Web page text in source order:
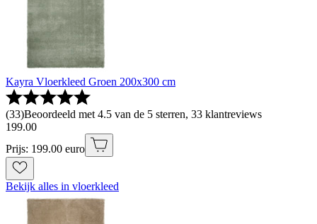
Kayra Vloerkleed Groen 200x300 cm
(33)Beoordeeld met 4.5 van de 5 sterren, 33 klantreviews
199.00
Prijs: 199.00 euro
Bekijk alles in vloerkleed